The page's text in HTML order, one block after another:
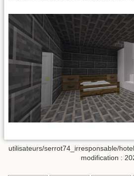
utilisateurs/serrot74_irresponsable/
modification :